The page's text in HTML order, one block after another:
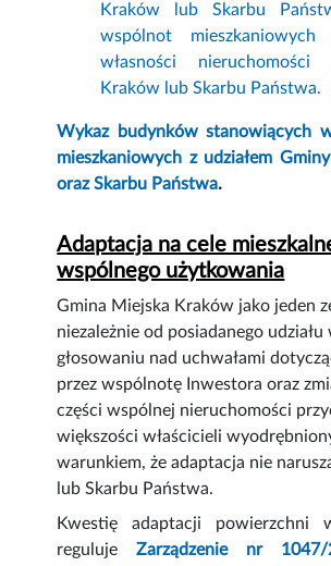
Kraków lub Skarbu
wspólnot
własności
Kraków lub Skarbu Państwa.
Wykaz budynków stanowiących
mieszkaniowych z udziałem
oraz Skarbu Państwa.
Adaptacja na cele
wspólnego użytkowania
Gmina Miejska Kraków jako jeden
niezależnie od posiadanego udziału
głosowaniu nad uchwałami
przez wspólnotę Inwestora oraz
części wspólnej nieruchomości
większości właścicieli
warunkiem, że adaptacja nie
lub Skarbu Państwa.
Kwestię adaptacji powierzchni
regulujeZarządzenie nr 1047/